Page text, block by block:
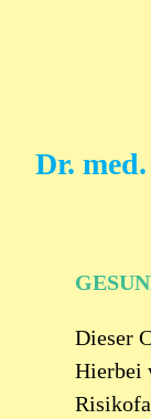
Dr.
Dieser
Hierbei